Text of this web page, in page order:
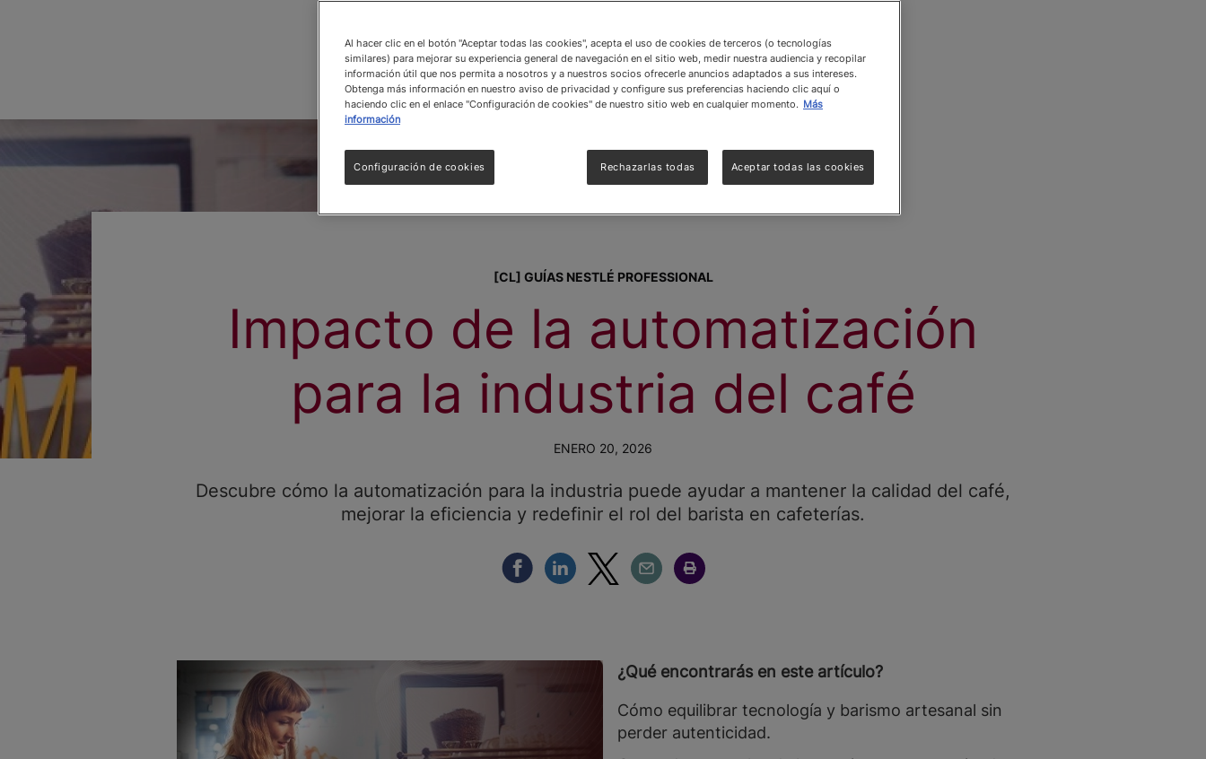
[CL] GUÍAS NESTLÉ PROFESSIONAL
Impacto de la automatización
para la industria del café
ENERO 20, 2026
Descubre cómo la automatización para la industria puede ayudar a mantener la calidad del café,
mejorar la eficiencia y redefinir el rol del barista en cafeterías.
Compartir Facebook
Compartir Linkedin
Compartir Twitter
Compartir Email
Compartir Imprimir
¿Qué encontrarás en este artículo?
Cómo equilibrar tecnología y barismo artesanal sin
perder autenticidad.
Al hacer clic en el botón "Aceptar todas las cookies", acepta el uso de cookies de terceros (o tecnologías
similares) para mejorar su experiencia general de navegación en el sitio web, medir nuestra audiencia y recopilar
información útil que nos permita a nosotros y a nuestros socios ofrecerle anuncios adaptados a sus intereses.
Obtenga más información en nuestro aviso de privacidad y configure sus preferencias haciendo clic aquí o
haciendo clic en el enlace "Configuración de cookies" de nuestro sitio web en cualquier momento. Más
información
Rechazarlas todas Aceptar todas las cookies
Configuración de cookies